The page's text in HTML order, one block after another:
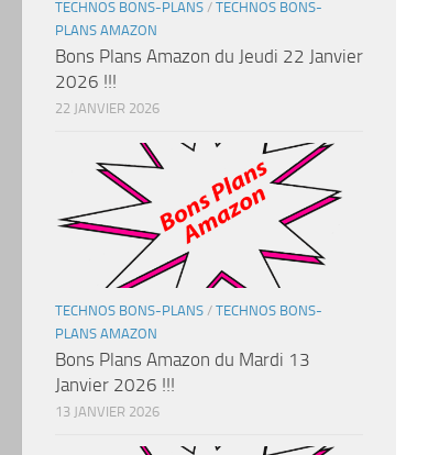
TECHNOS BONS-PLANS / TECHNOS BONS-
PLANS AMAZON
Bons Plans Amazon du Jeudi 22 Janvier
2026 !!!
22 JANVIER 2026
TECHNOS BONS-PLANS / TECHNOS BONS-
PLANS AMAZON
Bons Plans Amazon du Mardi 13
Janvier 2026 !!!
13 JANVIER 2026